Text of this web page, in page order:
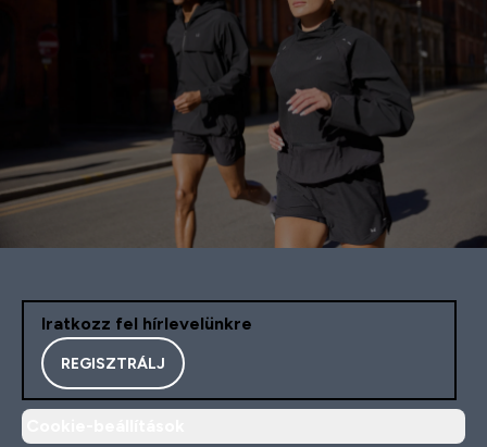
Iratkozz fel hírlevelünkre
REGISZTRÁLJ